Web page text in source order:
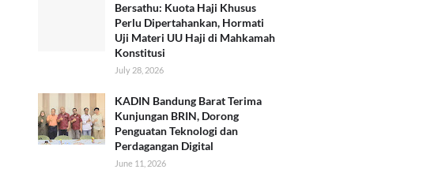
Bersathu: Kuota Haji Khusus
Perlu Dipertahankan, Hormati
Uji Materi UU Haji di Mahkamah
Konstitusi
July 28, 2026
KADIN Bandung Barat Terima
Kunjungan BRIN, Dorong
Penguatan Teknologi dan
Perdagangan Digital
June 11, 2026